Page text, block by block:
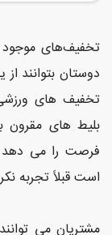
تخفیف‌های
دوستان بتوانند
تخفیف های
بلیط های مقرون
فرصت را می دهد
است قبلاً تجربه
مشتریان می